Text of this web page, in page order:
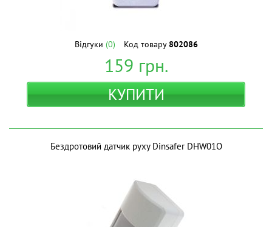
Відгуки (0) Код товару802086
159 грн.
КУПИТИ
Бездротовий датчик руху Dinsafer DHW01O